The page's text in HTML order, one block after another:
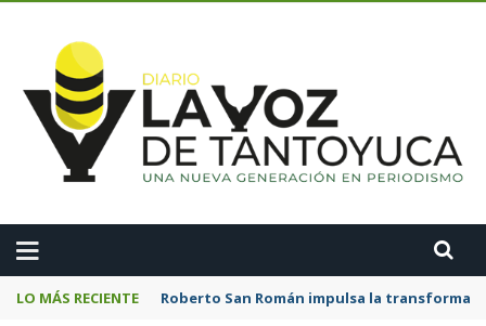
LO MÁS RECIENTE Roberto San Román impulsa la